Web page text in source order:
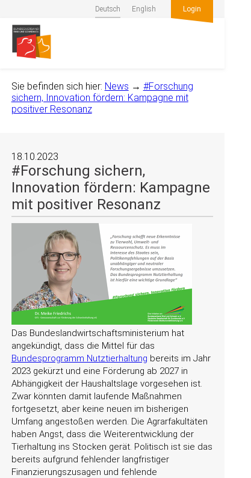
Deutsch English Login
Sie befinden sich hier: News → #Forschung
sichern, Innovation fördern: Kampagne mit
positiver Resonanz
18.10.2023
#Forschung sichern,
Innovation fördern: Kampagne
mit positiver Resonanz
Das Bundeslandwirtschaftsministerium hat
angekündigt, dass die Mittel für das
Bundesprogramm Nutztierhaltung bereits im Jahr
2023 gekürzt und eine Förderung ab 2027 in
Abhängigkeit der Haushaltslage vorgesehen ist.
Zwar könnten damit laufende Maßnahmen
fortgesetzt, aber keine neuen im bisherigen
Umfang angestoßen werden. Die Agrarfakultäten
haben Angst, dass die Weiterentwicklung der
Tierhaltung ins Stocken gerät. Politisch ist sie das
bereits aufgrund fehlender langfristiger
Finanzierungszusagen und fehlende